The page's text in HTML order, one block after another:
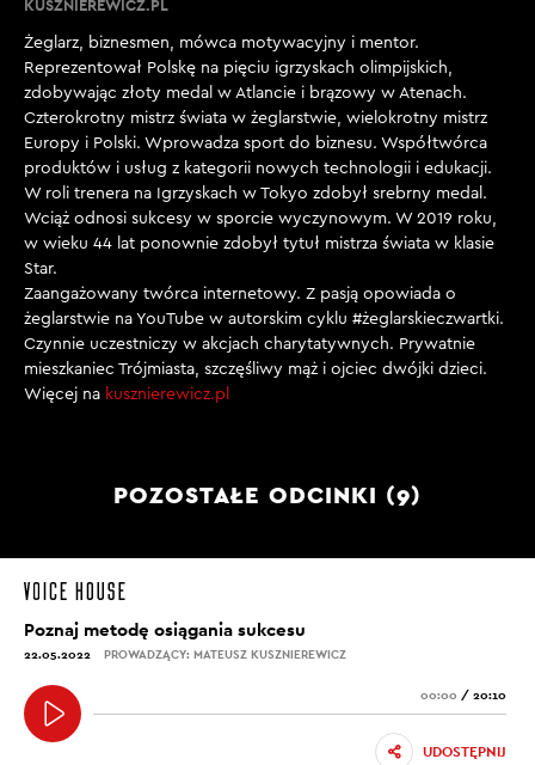
KUSZNIEREWICZ.PL
Żeglarz, biznesmen, mówca motywacyjny i mentor.
Reprezentował Polskę na pięciu igrzyskach olimpijskich,
zdobywając złoty medal w Atlancie i brązowy w Atenach.
Czterokrotny mistrz świata w żeglarstwie, wielokrotny mistrz
Europy i Polski. Wprowadza sport do biznesu. Współtwórca
produktów i usług z kategorii nowych technologii i edukacji.
W roli trenera na Igrzyskach w Tokyo zdobył srebrny medal.
Wciąż odnosi sukcesy w sporcie wyczynowym. W 2019 roku,
w wieku 44 lat ponownie zdobył tytuł mistrza świata w klasie
Star.
Zaangażowany twórca internetowy. Z pasją opowiada o
żeglarstwie na YouTube w autorskim cyklu #żeglarskieczwartki.
Czynnie uczestniczy w akcjach charytatywnych. Prywatnie
mieszkaniec Trójmiasta, szczęśliwy mąż i ojciec dwójki dzieci.
Więcej na kusznierewicz.pl
POZOSTAŁE ODCINKI (9)
Poznaj metodę osiągania sukcesu
22.05.2022 PROWADZĄCY: MATEUSZ KUSZNIEREWICZ
00:00 / 20:10
UDOSTĘPNIJ